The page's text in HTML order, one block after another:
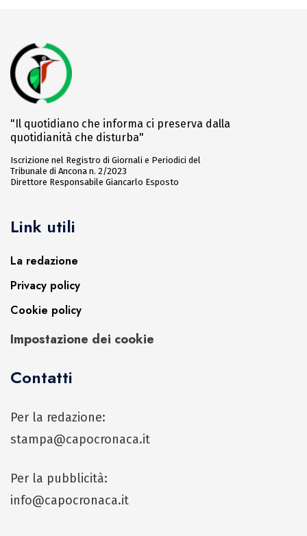
"Il quotidiano che informa ci preserva dalla
quotidianità che disturba"
Iscrizione nel Registro di Giornali e Periodici del
Tribunale di Ancona n. 2/2023
Direttore Responsabile Giancarlo Esposto
Link utili
La redazione
Privacy policy
Cookie policy
Impostazione dei cookie
Contatti
Per la redazione:
stampa@capocronaca.it
Per la pubblicità:
info@capocronaca.it